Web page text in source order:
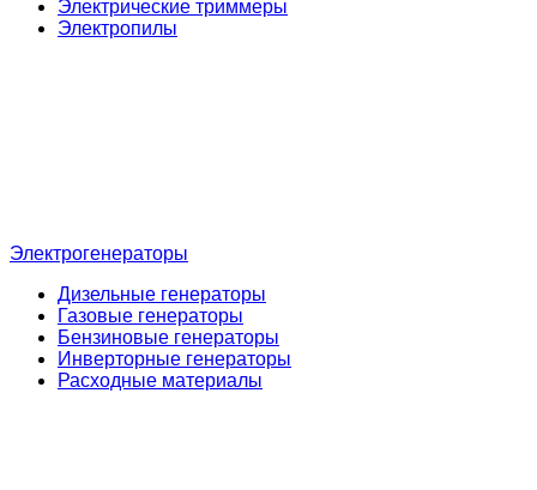
Электрические триммеры
Электропилы
Электрогенераторы
Дизельные генераторы
Газовые генераторы
Бензиновые генераторы
Инверторные генераторы
Расходные материалы